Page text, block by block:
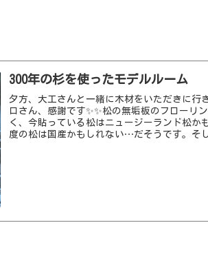
300年の杉を使ったモデルルーム
夕方、大工さんと一緒に木材をいただきに行
口さん、感謝です✨✨松の無垢板のフローリ
く、今貼っている松はニュージーランド松か
度の松は国産かもしれない…だそうです。そ